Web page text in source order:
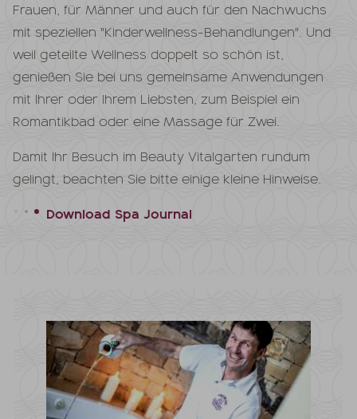
Frauen, für Männer und auch für den Nachwuchs
mit speziellen "Kinderwellness-Behandlungen". Und
weil geteilte Wellness doppelt so schön ist,
genießen Sie bei uns gemeinsame Anwendungen
mit Ihrer oder Ihrem Liebsten, zum Beispiel ein
Romantikbad oder eine Massage für Zwei.
Damit Ihr Besuch im Beauty Vitalgarten rundum
gelingt, beachten Sie bitte einige kleine Hinweise.
Download Spa Journal